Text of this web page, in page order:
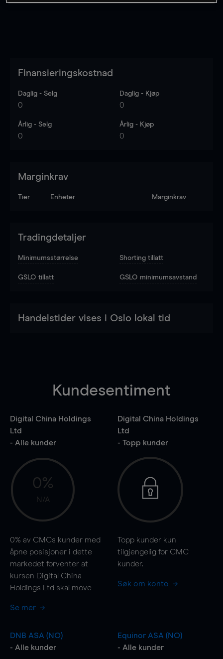
Finansieringskostnad
Daglig - Selg
0
Daglig - Kjøp
0
Årlig - Selg
0
Årlig - Kjøp
0
Marginkrav
Tier Enheter Marginkrav
Tradingdetaljer
Minimumsstørrelse Shorting tillatt
GSLO tillatt GSLO minimumsavstand
Handelstider vises i Oslo lokal tid
Kundesentiment
Digital China Holdings
Ltd
- Alle kunder
0%
N/A
0% av CMCs kunder med
åpne posisjoner i dette
markedet forventer at
kursen Digital China
Holdings Ltd skal move
Se mer
Digital China Holdings
Ltd
- Topp kunder
Topp kunder kun
tilgjengelig for CMC
kunder.
Søk om konto
DNB ASA (NO)
- Alle kunder
Equinor ASA (NO)
- Alle kunder